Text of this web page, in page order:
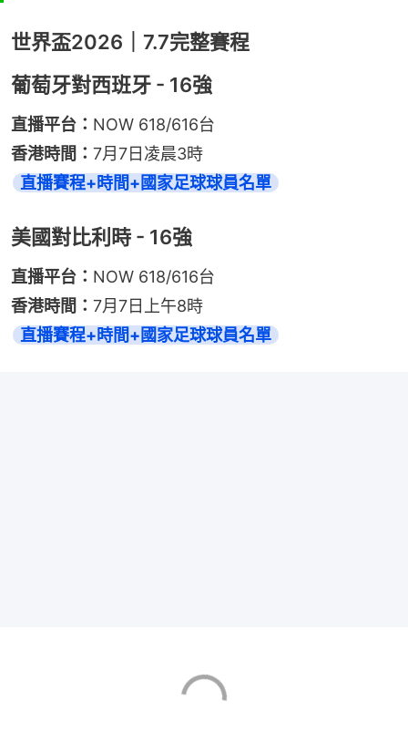
世界盃2026｜7.7完整賽程
葡萄牙對西班牙 - 16強
直播平台： NOW 618/616台
香港時間： 7月7日凌晨3時
直播賽程+時間+國家足球球員名單
美國對比利時 - 16強
直播平台： NOW 618/616台
香港時間： 7月7日上午8時
直播賽程+時間+國家足球球員名單